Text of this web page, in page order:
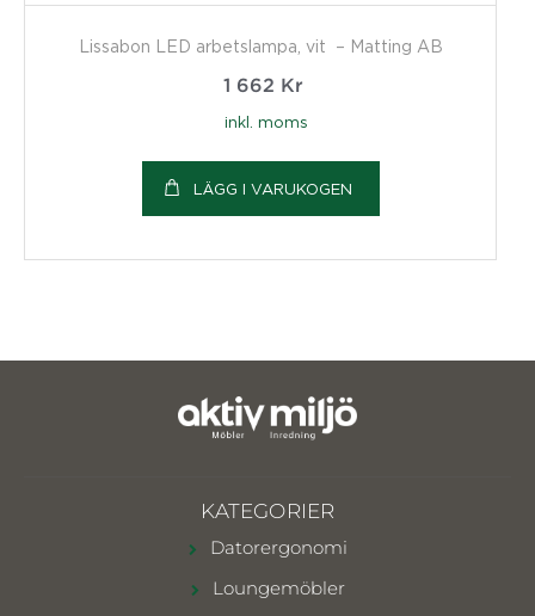
Lissabon LED arbetslampa, vit – Matting AB
1 662 Kr
inkl. moms
LÄGG I VARUKOGEN
KATEGORIER
Datorergonomi
Loungemöbler